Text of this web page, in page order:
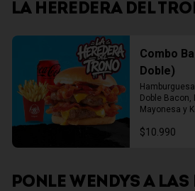
LA HEREDERA DEL
Combo
Doble)
Doble Bacon,
Mayonesa y
$10.990
PONLE WENDYS A LAS